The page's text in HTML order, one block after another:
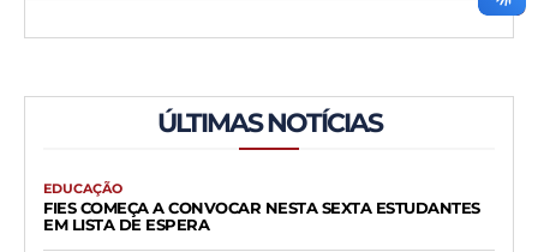
ÚLTIMAS NOTÍCIAS
EDUCAÇÃO
FIES COMEÇA A CONVOCAR NESTA SEXTA ESTUDANTES
EM LISTA DE ESPERA